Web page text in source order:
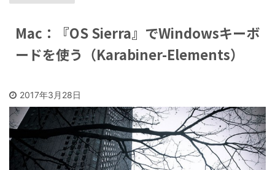
Mac：『OS Sierra』でWindowsキーボ
ードを使う（Karabiner-Elements）
2017年3月28日